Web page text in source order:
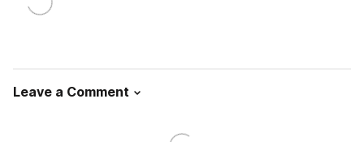
Leave a Comment